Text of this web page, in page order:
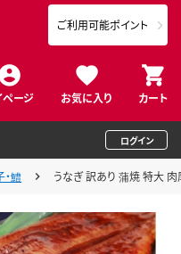
ページ お気に入り カート
ご利用可能ポイント
ログイン
・鱧 うなぎ 訳あり 蒲焼 特大